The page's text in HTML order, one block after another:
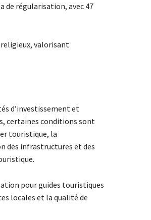
de régularisation, avec 47
valorisant
d’investissement et
certaines conditions sont
touristique, la
des infrastructures et des
pour guides touristiques
locales et la qualité de